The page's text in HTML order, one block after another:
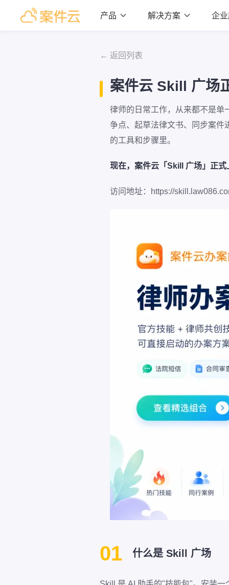
产品  解决方案  企
← 返回列表
案件云 Skill 广场
律师的日常工作，从来都不是
争点、起草法律文书、同步案
的工具和步骤里。
现在，案件云「Skill 广场」正式
访问地址：https://
01 什么是 Skill 广场